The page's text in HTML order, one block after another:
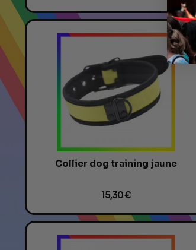
Collier dog training jaune
15,30 €